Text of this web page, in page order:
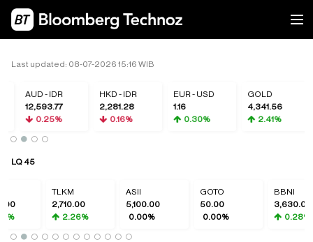
Last updated: 08-07-2026 15:16 WIB
AUD - IDR
12,593.77
0.25%
HKD - IDR
2,281.28
0.16%
EUR - USD
1.16
0.30%
GOLD
4,341.56
2.41%
LQ 45
TLKM
2,710.00
2.26%
5,100.00
0.00%
GOTO
50.00
0.00%
BBNI
3,630.00
0.28%